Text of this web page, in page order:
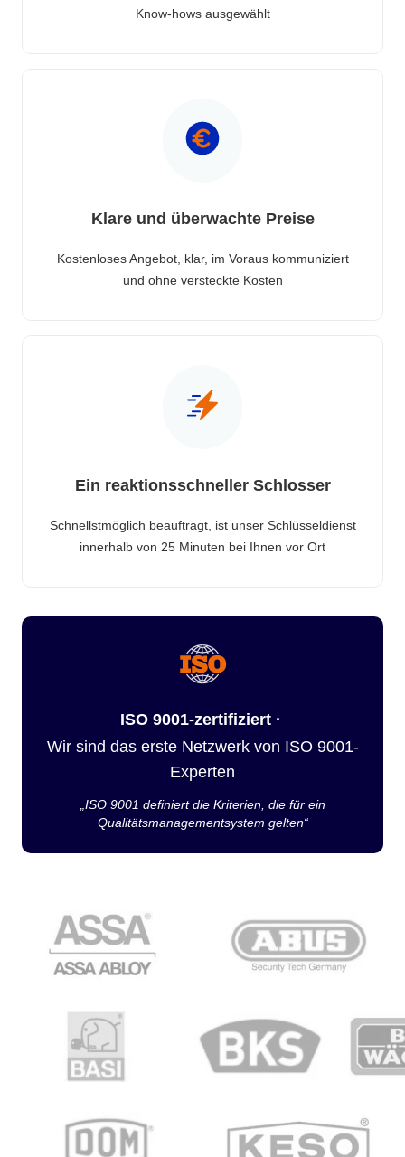
Know-hows ausgewählt
Klare und überwachte Preise
Kostenloses Angebot, klar, im Voraus kommuniziert
und ohne versteckte Kosten
Ein reaktionsschneller Schlosser
Schnellstmöglich beauftragt, ist unser Schlüsseldienst
innerhalb von 25 Minuten bei Ihnen vor Ort
ISO 9001-zertifiziert ·
Wir sind das erste Netzwerk von ISO 9001-
Experten
„ISO 9001 definiert die Kriterien, die für ein
Qualitätsmanagementsystem gelten“